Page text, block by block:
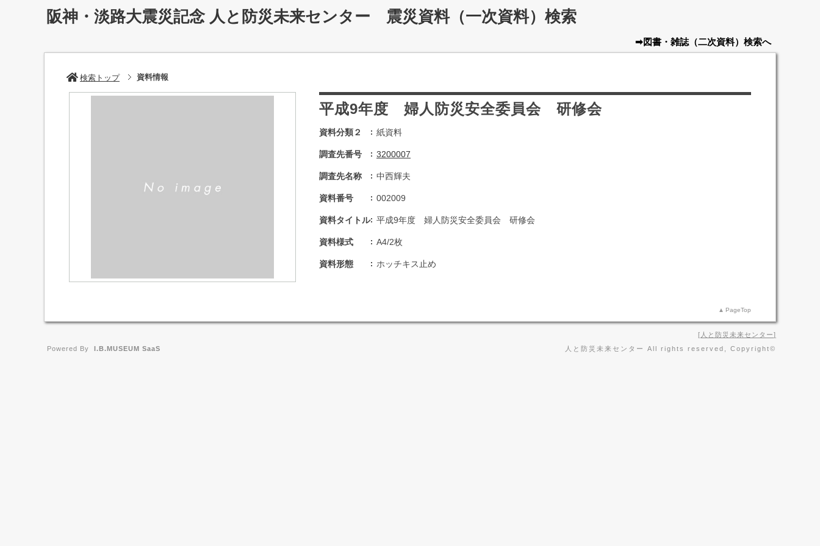
阪神・淡路大震災記念 人と防災未来センター 震災資料（一次資料）検索
➡図書・雑誌（二次資料） 検索へ
検索トップ 資料情報
平成9年度 婦人防災安全委員会 研修会
資料分類２ 紙資料
調査先番号 3200007
調査先名称 中西輝夫
資料番号 002009
資料タイトル 平成9年度 婦人防災安全委員会 研修会
資料様式 A4/2枚
資料形態 ホッチキス止め
PageTop
人と防災未来センター
人と防災未来センター All rights reserved, Copyright©
Powered By I.B.MUSEUM SaaS